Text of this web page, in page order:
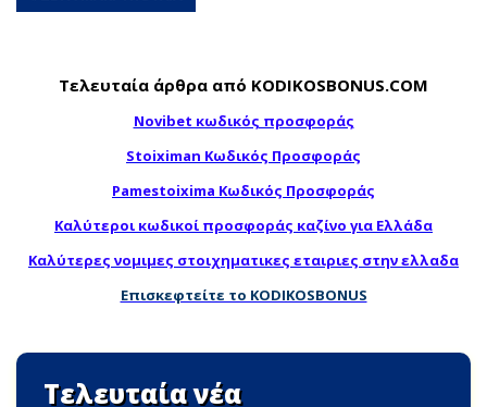
Τελευταία άρθρα από KODIKOSBONUS.COM
Novibet κωδικός προσφοράς
Stoiximan Κωδικός Προσφοράς
Pamestoixima Κωδικός Προσφοράς
Καλύτεροι κωδικοί προσφοράς καζίνο για Ελλάδα
Καλύτερες νομιμες στοιχηματικες εταιριες στην ελλαδα
Επισκεφτείτε το KODIKOSBONUS
Τελευταία νέα